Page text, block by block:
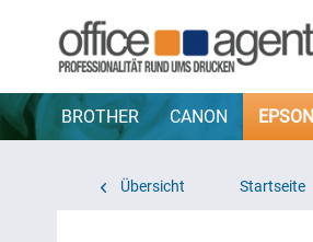
BROTHER CANON EPSON
Übersicht Startseite